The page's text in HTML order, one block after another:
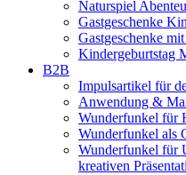
Naturspiel
Gastgeschenke
Gastgeschenke
Kindergeburtstag
B2B
Impulsartikel für
Anwendung &
Wunderfunkel für
Wunderfunkel als
Wunderfunkel für
kreativen